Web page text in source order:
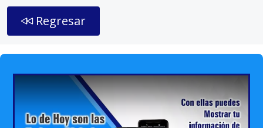
Regresar